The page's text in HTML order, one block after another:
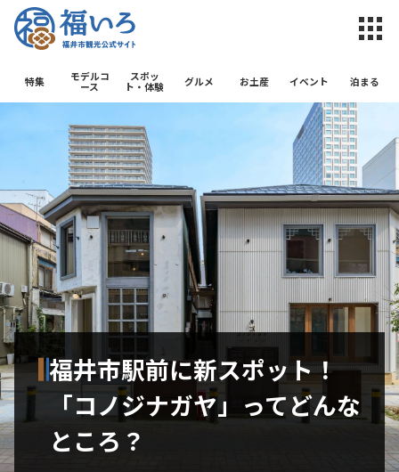
福井市観光
特集
モデルコ
ース
スポッ
ト・体験
グルメ お土産 イベント 泊まる
福井市駅前に新スポット！
「コノジナガヤ」ってどんな
ところ？